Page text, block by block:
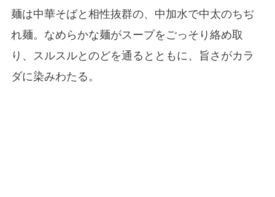
麺は中華そばと相性抜群の、中加水で中太のちぢ
れ麺。なめらかな麺がスープをごっそり絡め取
り、スルスルとのどを通るとともに、旨さがカラ
ダに染みわたる。